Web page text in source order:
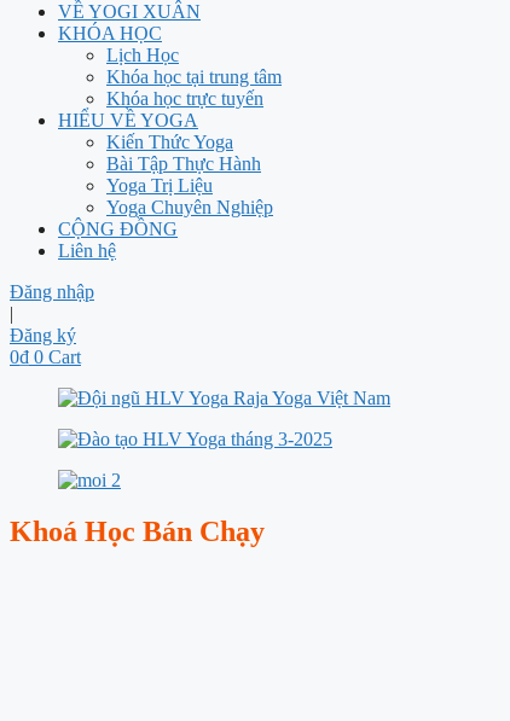
VỀ YOGI XUÂN
KHÓA HỌC
Lịch Học
Khóa học tại trung tâm
Khóa học trực tuyến
HIỂU VỀ YOGA
Kiến Thức Yoga
Bài Tập Thực Hành
Yoga Trị Liệu
Yoga Chuyên Nghiệp
CỘNG ĐỒNG
Liên hệ
Đăng nhập
|
Đăng ký
0₫ 0 Cart
Khoá Học Bán Chạy